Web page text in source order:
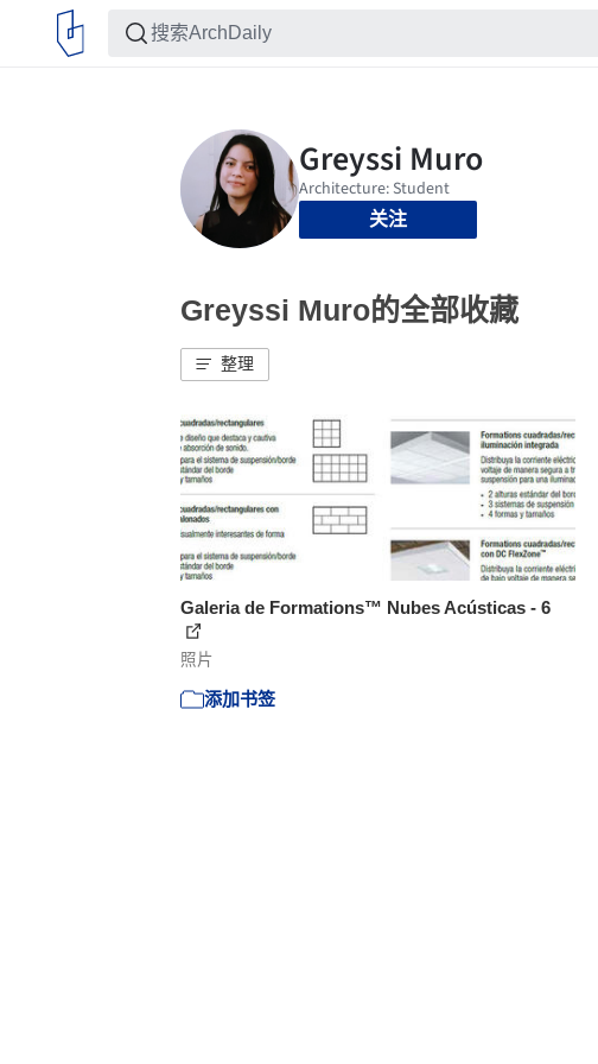
关注
Greyssi Muro的全部收藏
整理
Galeria de Formations™ Nubes Acústicas - 6
照片
添加书签